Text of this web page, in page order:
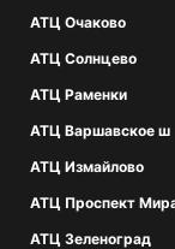
АТЦ Очаково
АТЦ Солнцево
АТЦ Раменки
АТЦ Варшавское ш
АТЦ Измайлово
АТЦ Проспект
АТЦ Зеленоград